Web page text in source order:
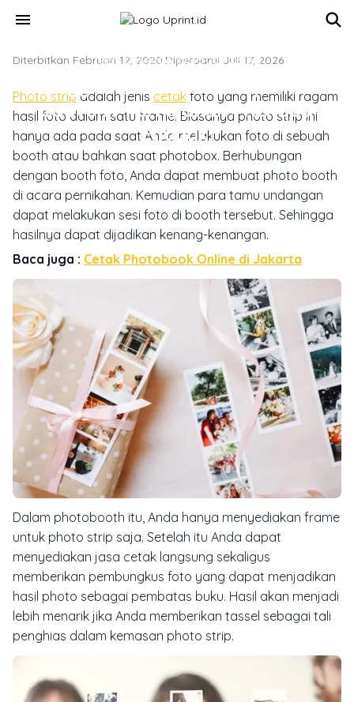
menu
TREN DESAIN & INSPIRASI CETAK
Menggunakan Photo Strip untuk
Souvenir Pernikahan? Kenapa
Enggak!
Diterbitkan Februari 12, 2020·Diperbarui Juli 17, 2026
Photo strip adalah jenis cetak foto yang memiliki ragam
hasil foto dalam satu frame. Biasanya photo strip ini
hanya ada pada saat Anda melakukan foto di sebuah
booth atau bahkan saat photobox. Berhubungan
dengan booth foto, Anda dapat membuat photo booth
di acara pernikahan. Kemudian para tamu undangan
dapat melakukan sesi foto di booth tersebut. Sehingga
hasilnya dapat dijadikan kenang-kenangan.
Baca juga : Cetak Photobook Online di Jakarta
Dalam photobooth itu, Anda hanya menyediakan frame
untuk photo strip saja. Setelah itu Anda dapat
menyediakan jasa cetak langsung sekaligus
memberikan pembungkus foto yang dapat menjadikan
hasil photo sebagai pembatas buku. Hasil akan menjadi
lebih menarik jika Anda memberikan tassel sebagai tali
penghias dalam kemasan photo strip.